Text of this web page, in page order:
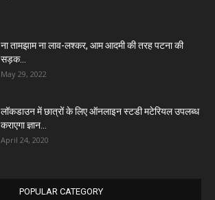
ना तामझाम ना लाव-लश्कर, आम आदमी की तरह पटना की
सड़क...
May 29, 2022
लॉकडाउन में छात्रों के लिए ऑनलाइन स्टडी मटेरियल उपलब्ध
कराएगा ज्ञान...
April 24, 2020
POPULAR CATEGORY